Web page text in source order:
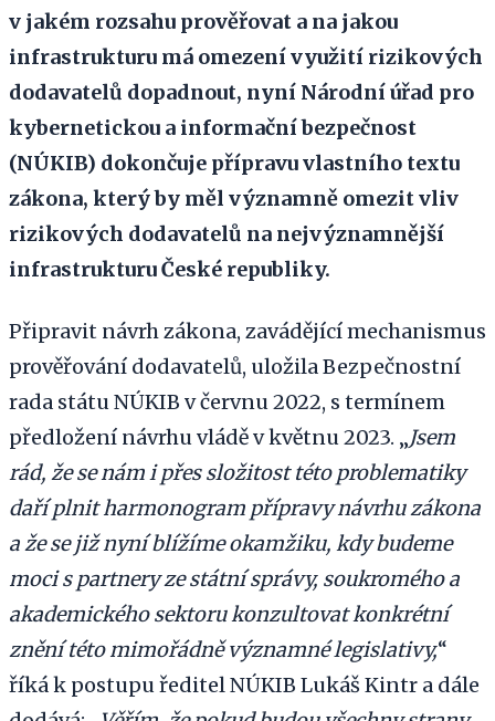
v jakém rozsahu prověřovat a na jakou
infrastrukturu má omezení využití rizikových
dodavatelů dopadnout, nyní Národní úřad pro
kybernetickou a informační bezpečnost
(NÚKIB) dokončuje přípravu vlastního textu
zákona, který by měl významně omezit vliv
rizikových dodavatelů na nejvýznamnější
infrastrukturu České republiky.
Připravit návrh zákona, zavádějící mechanismus
prověřování dodavatelů, uložila Bezpečnostní
rada státu NÚKIB v červnu 2022, s termínem
předložení návrhu vládě v květnu 2023. „Jsem
rád, že se nám i přes složitost této problematiky
daří plnit harmonogram přípravy návrhu zákona
a že se již nyní blížíme okamžiku, kdy budeme
moci s partnery ze státní správy, soukromého a
akademického sektoru konzultovat konkrétní
znění této mimořádně významné legislativy,“
říká k postupu ředitel NÚKIB Lukáš Kintr a dále